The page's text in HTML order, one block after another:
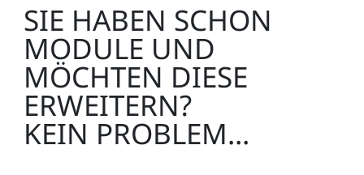
1
UniTrain Aufbewahrungskoffer für
SIE HABEN SCHON
MODULE UND
MÖCHTEN DIESE
ERWEITERN?
KEIN PROBLEM...